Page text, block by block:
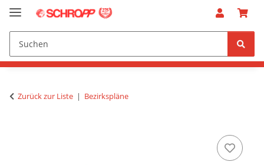
Zurück zur Liste Bezirkspläne